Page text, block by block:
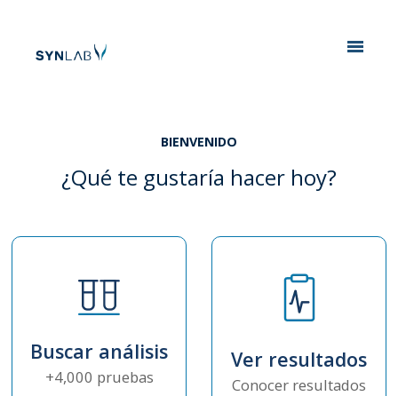
BIENVENIDO
¿Qué te gustaría hacer hoy?
Buscar análisis
+4,000 pruebas
Ver resultados
Conocer resultados